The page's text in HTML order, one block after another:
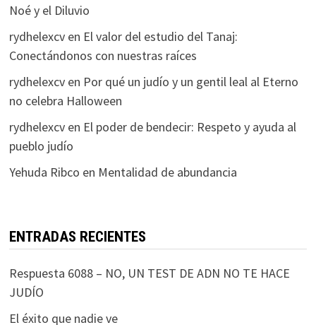
Noé y el Diluvio
rydhelexcven El valor del estudio del Tanaj:
Conectándonos con nuestras raíces
rydhelexcven Por qué un judío y un gentil leal al Eterno
no celebra Halloween
rydhelexcven El poder de bendecir: Respeto y ayuda al
pueblo judío
Yehuda Ribco en Mentalidad de abundancia
ENTRADAS RECIENTES
Respuesta 6088 – NO, UN TEST DE ADN NO TE HACE
JUDÍO
El éxito que nadie ve